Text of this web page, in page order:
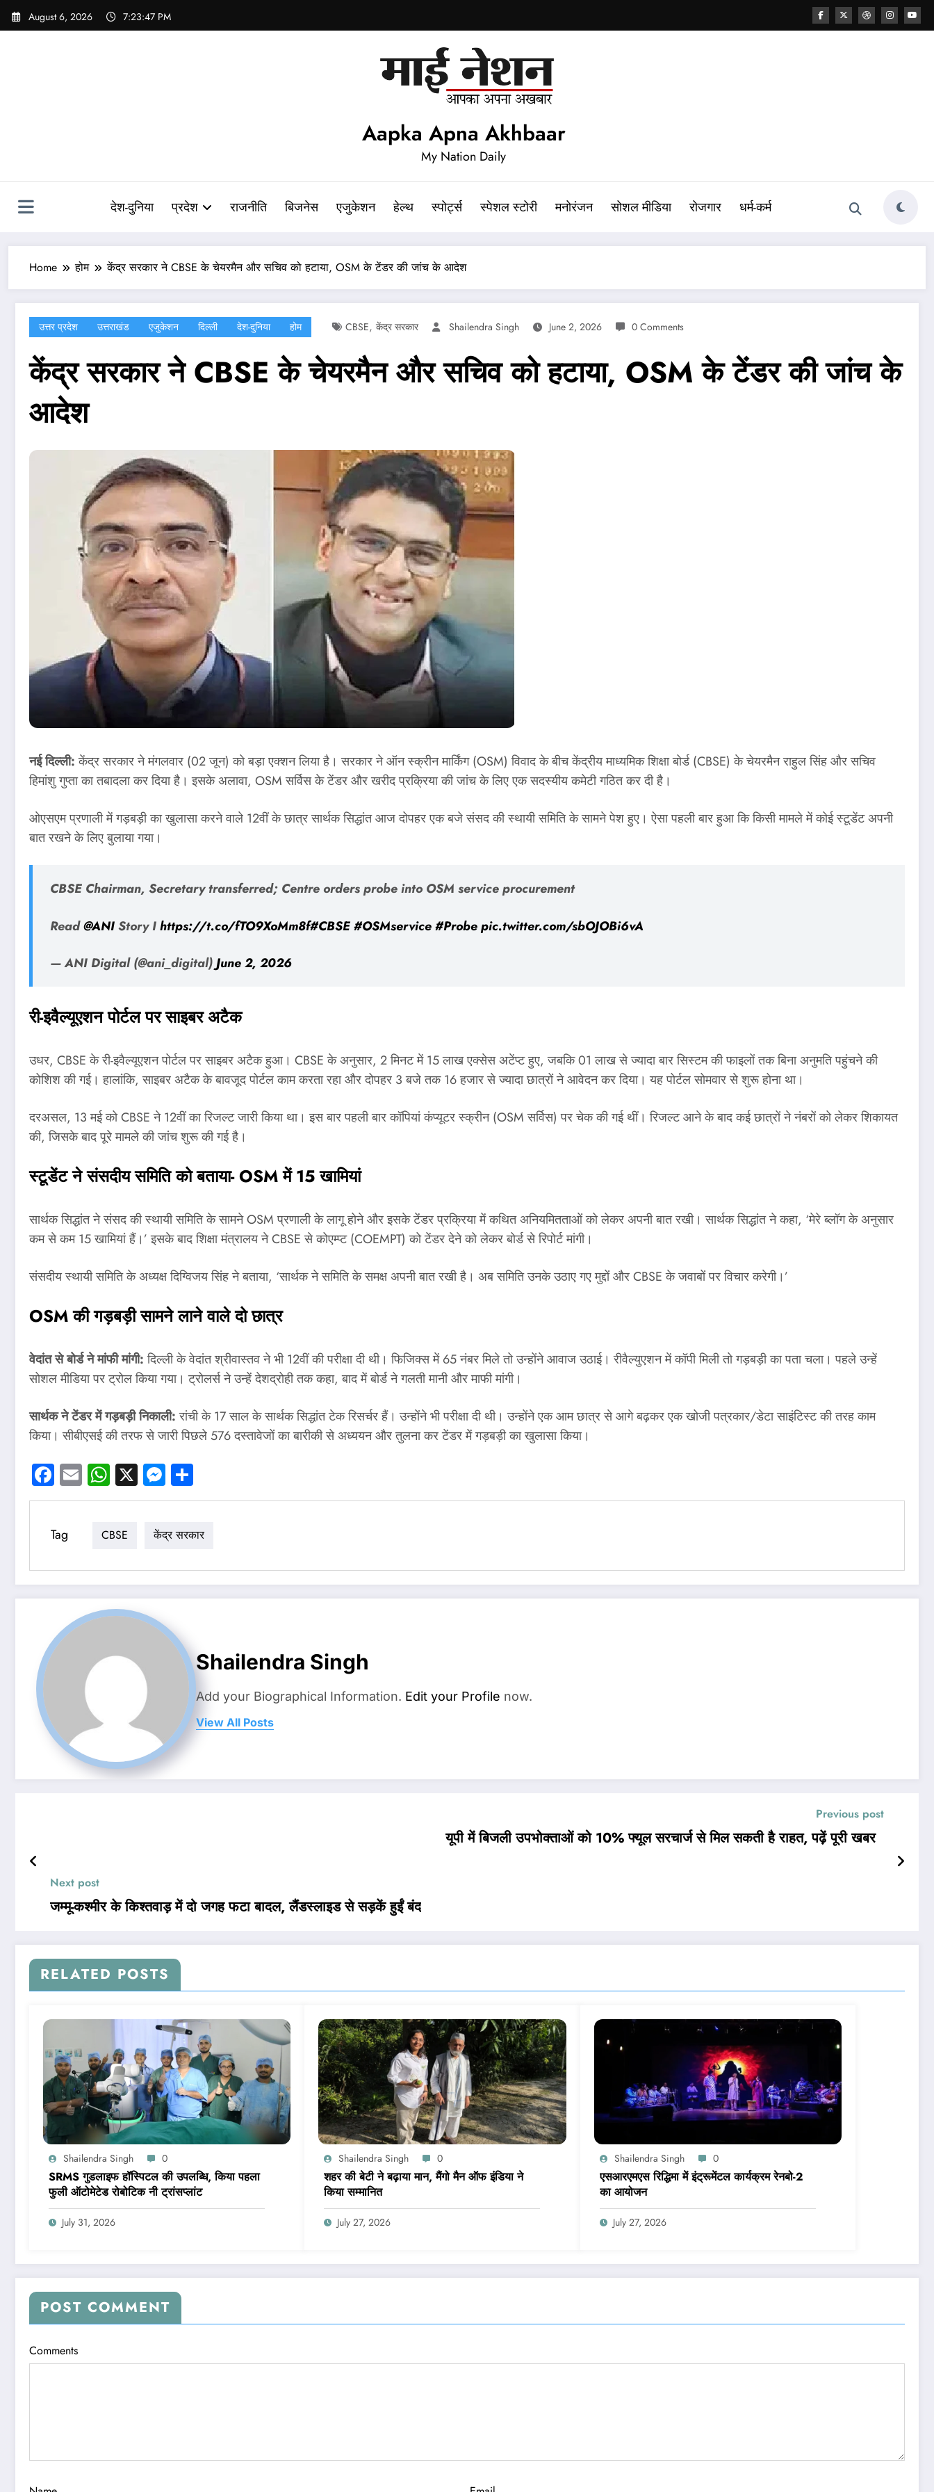
Skip
August 6, 2026 7:23:48 PM
Aapka Apna Akhbaar
My Nation Daily
देश-दुनिया प्रदेश राजनीति बिजनेस एजुकेशन हेल्थ स्पोर्ट्स स्पेशल स्टोरी मनोरंजन सोशल मीडिया रोजगार धर्म-कर्म
Home होम केंद्र सरकार ने CBSE के चेयरमैन और सचिव को हटाया, OSM के टेंडर की जांच के आदेश
उत्तर प्रदेश उत्तराखंड एजुकेशन दिल्ली देश-दुनिया होम CBSE, केंद्र सरकार Shailendra Singh June 2, 2026 0 Comments
केंद्र सरकार ने CBSE के चेयरमैन और सचिव को हटाया, OSM के टेंडर की जांच के
आदेश
नई दिल्‍ली:केंद्र सरकार ने मंगलवार (02 जून) को बड़ा एक्‍शन लिया है। सरकार ने ऑन स्क्रीन मार्किंग (OSM) विवाद के बीच केंद्रीय माध्‍यमिक शिक्षा बोर्ड (CBSE) के चेयरमैन राहुल सिंह और सचिव
हिमांशु गुप्ता का तबादला कर दिया है। इसके अलावा, OSM सर्विस के टेंडर और खरीद प्रक्रिया की जांच के लिए एक सदस्यीय कमेटी गठित कर दी है।
ओएसएम प्रणाली में गड़बड़ी का खुलासा करने वाले 12वीं के छात्र सार्थक सिद्धांत आज दोपहर एक बजे संसद की स्थायी समिति के सामने पेश हुए। ऐसा पहली बार हुआ कि किसी मामले में कोई स्टूडेंट अपनी
बात रखने के लिए बुलाया गया।
CBSE Chairman, Secretary transferred; Centre orders probe into OSM service procurement
Read@ANIStory Ihttps://t.co/fTO9XoMm8f#CBSE#OSMservice#Probepic.twitter.com/sbOJOBi6vA
— ANI Digital (@ani_digital)June 2, 2026
री-इवैल्यूएशन पोर्टल पर साइबर अटैक
उधर, CBSE के री-इवैल्यूएशन पोर्टल पर साइबर अटैक हुआ। CBSE के अनुसार, 2 मिनट में 15 लाख एक्सेस अटेंप्ट हुए, जबकि 01 लाख से ज्यादा बार सिस्टम की फाइलों तक बिना अनुमति पहुंचने की
कोशिश की गई। हालांकि, साइबर अटैक के बावजूद पोर्टल काम करता रहा और दोपहर 3 बजे तक 16 हजार से ज्यादा छात्रों ने आवेदन कर दिया। यह पोर्टल सोमवार से शुरू होना था।
दरअसल, 13 मई को CBSE ने 12वीं का रिजल्ट जारी किया था। इस बार पहली बार कॉपियां कंप्यूटर स्क्रीन (OSM सर्विस) पर चेक की गई थीं। रिजल्ट आने के बाद कई छात्रों ने नंबरों को लेकर शिकायत
की, जिसके बाद पूरे मामले की जांच शुरू की गई है।
स्टूडेंट ने संसदीय समिति को बताया-OSM में 15 खामियां
सार्थक सिद्धांत ने संसद की स्थायी समिति के सामने OSM प्रणाली के लागू होने और इसके टेंडर प्रक्रिया में कथित अनियमितताओं को लेकर अपनी बात रखी। सार्थक सिद्धांत ने कहा, ‘मेरे ब्लॉग के अनुसार
कम से कम 15 खामियां हैं।’ इसके बाद शिक्षा मंत्रालय ने CBSE से कोएम्प्ट (COEMPT) को टेंडर देने को लेकर बोर्ड से रिपोर्ट मांगी।
संसदीय स्थायी समिति के अध्यक्ष दिग्विजय सिंह ने बताया, ‘सार्थक ने समिति के समक्ष अपनी बात रखी है। अब समिति उनके उठाए गए मुद्दों और CBSE के जवाबों पर विचार करेगी।’
OSM की गड़बड़ी सामने लाने वाले दो छात्र
वेदांत से बोर्ड ने मांफी मांगी:दिल्ली के वेदांत श्रीवास्तव ने भी 12वीं की परीक्षा दी थी। फिजिक्स में 65 नंबर मिले तो उन्होंने आवाज उठाई। रीवैल्युएशन में कॉपी मिली तो गड़बड़ी का पता चला। पहले उन्हें ​
सोशल मीडिया पर ट्रोल किया गया। ट्रोलर्स ने उन्हें देशद्रोही तक कहा, बाद में बोर्ड ने गलती मानी और माफी मांगी।
सार्थक ने टेंडर में गड़बड़ी निकाली:रांची के 17 साल के सार्थक सिद्धांत टेक रिसर्चर हैं। उन्होंने भी परीक्षा दी थी। उन्होंने एक आम छात्र से आगे बढ़कर एक खोजी पत्रकार/डेटा साइंटिस्ट की तरह काम
किया। सीबीएसई की तरफ से जारी पिछले 576 दस्तावेजों का बारीकी से अध्ययन और तुलना कर टेंडर में गड़बड़ी का खुलासा किया।
Facebook
EmailWhatsApp
X Messenger
Tag CBSE केंद्र सरकार
Shailendra Singh
Add your Biographical Information. Edit your Profile now.
View All Posts
Previous post
यूपी में बिजली उपभोक्ताओं को 10% फ्यूल सरचार्ज से मिल सकती है राहत, पढ़ें पूरी खबर
Next post
जम्मू-कश्‍मीर के किश्तवाड़ में दो जगह फटा बादल, लैंडस्लाइड से सड़कें हुईं बंद
RELATED POSTS
Shailendra Singh 0
SRMS गुडलाइफ हॉस्पिटल की उपलब्धि, किया पहला
फुली ऑटोमेटेड रोबोटिक नी ट्रांसप्लांट
July 31, 2026
Shailendra Singh 0
शहर की बेटी ने बढ़ाया मान, मैंगो मैन ऑफ इंडिया ने
किया सम्मानित
July 27, 2026
Shailendra Singh 0
एसआरएमएस रिद्धिमा में इंट्रूमेंटल कार्यक्रम रेनबो-2
का आयोजन
July 27, 2026
POST COMMENT
Comments